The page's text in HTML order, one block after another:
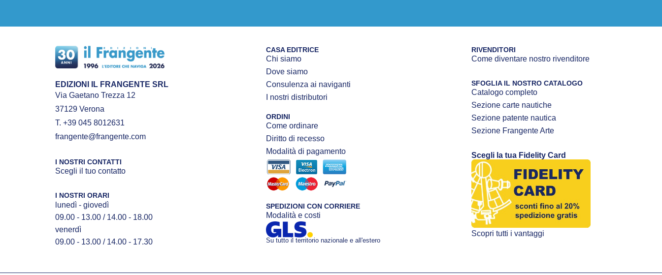
EDIZIONI IL FRANGENTE SRL
Via Gaetano Trezza 12
37129 Verona
T. +39 045 8012631
frangente@frangente.com
I NOSTRI CONTATTI
Scegli il tuo contatto
I NOSTRI ORARI
lunedì - giovedì
09.00 - 13.00 / 14.00 - 18.00
venerdì
09.00 - 13.00 / 14.00 - 17.30
CASA EDITRICE
Chi siamo
Dove siamo
Consulenza ai naviganti
I nostri distributori
ORDINI
Come ordinare
Diritto di recesso
Modalità di pagamento
SPEDIZIONI CON CORRIERE
Modalità e costi
Su tutto il territorio nazionale e all'estero
RIVENDITORI
Come diventare nostro rivenditore
SFOGLIA IL NOSTRO CATALOGO
Catalogo completo
Sezione carte nautiche
Sezione patente nautica
Sezione Frangente Arte
Scegli la tua Fidelity Card
Scopri tutti i vantaggi